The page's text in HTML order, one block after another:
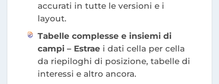
accurati in tutte le versioni e i
layout.
Tabelle complesse e insiemi di
campi – Estrae i dati cella per cella
da riepiloghi di posizione, tabelle di
interessi e altro ancora.